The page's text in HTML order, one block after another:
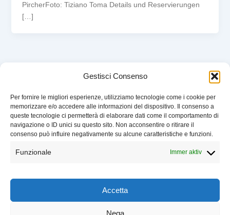
Gestisci Consenso
Per fornire le migliori esperienze, utilizziamo tecnologie come i cookie per
memorizzare e/o accedere alle informazioni del dispositivo. Il consenso a
queste tecnologie ci permetterà di elaborare dati come il comportamento di
navigazione o ID unici su questo sito. Non acconsentire o ritirare il
consenso può influire negativamente su alcune caratteristiche e funzioni.
Funzionale Immer aktiv
Accetta
Nega
PircherFoto: Tiziano Toma Details und Reservierungen
[…]
VERANSTALTUNGEN
WER WIR SIND
UNTERSTÜTZEN
Battito – Libellula Book Club